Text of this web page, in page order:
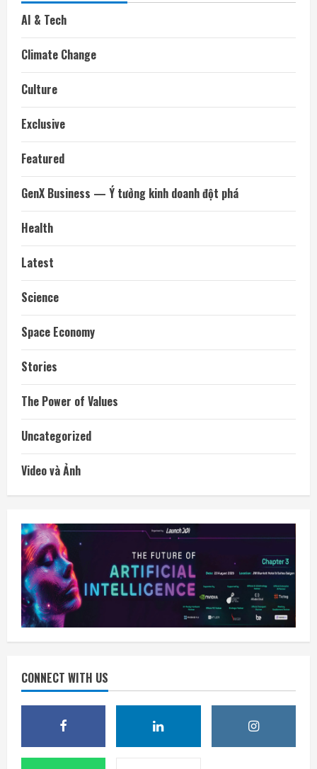
AI & Tech
Climate Change
Culture
Exclusive
Featured
GenX Business — Ý tưởng kinh doanh đột phá
Health
Latest
Science
Space Economy
Stories
The Power of Values
Uncategorized
Video và Ảnh
CONNECT WITH US